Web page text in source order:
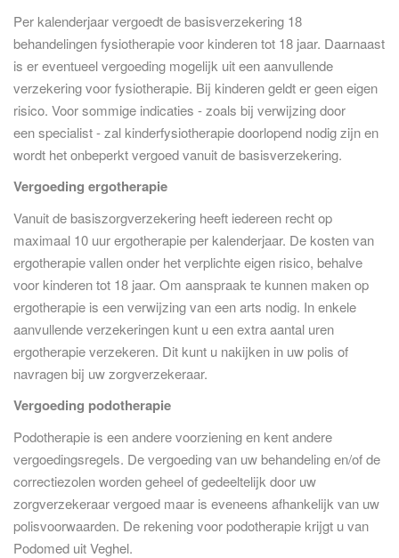
Per kalenderjaar vergoedt de basisverzekering 18
behandelingen fysiotherapie voor kinderen tot 18 jaar. Daarnaast
is er eventueel vergoeding mogelijk uit een aanvullende
verzekering voor fysiotherapie. Bij kinderen geldt er geen eigen
risico. Voor sommige indicaties - zoals bij verwijzing door
een specialist - zal kinderfysiotherapie doorlopend nodig zijn en
wordt het onbeperkt vergoed vanuit de basisverzekering.
Vergoeding ergotherapie
Vanuit de basiszorgverzekering heeft iedereen recht op
maximaal 10 uur ergotherapie per kalenderjaar. De kosten van
ergotherapie vallen onder het verplichte eigen risico, behalve
voor kinderen tot 18 jaar. Om aanspraak te kunnen maken op
ergotherapie is een verwijzing van een arts nodig. In enkele
aanvullende verzekeringen kunt u een extra aantal uren
ergotherapie verzekeren. Dit kunt u nakijken in uw polis of
navragen bij uw zorgverzekeraar.
Vergoeding podotherapie
Podotherapie is een andere voorziening en kent andere
vergoedingsregels. De vergoeding van uw behandeling en/of de
correctiezolen worden geheel of gedeeltelijk door uw
zorgverzekeraar vergoed maar is eveneens afhankelijk van uw
polisvoorwaarden. De rekening voor podotherapie krijgt u van
Podomed uit Veghel.